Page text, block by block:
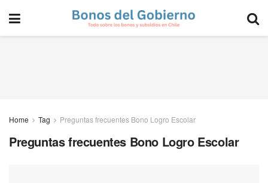
Home Tag Preguntas frecuentes Bono Logro Escolar
Preguntas frecuentes Bono Logro Escolar